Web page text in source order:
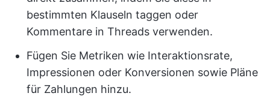
bestimmten Klauseln taggen oder
Kommentare in Threads verwenden.
Fügen Sie Metriken wie Interaktionsrate,
Impressionen oder Konversionen sowie Pläne
für Zahlungen hinzu.